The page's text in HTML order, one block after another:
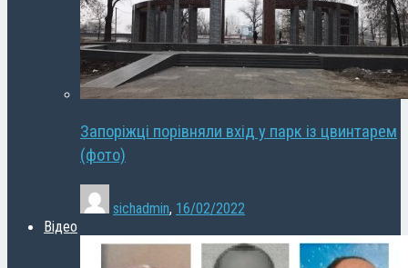
Запоріжці порівняли вхід у парк із цвинтарем
(фото)
sichadmin, 16/02/2022
Відео